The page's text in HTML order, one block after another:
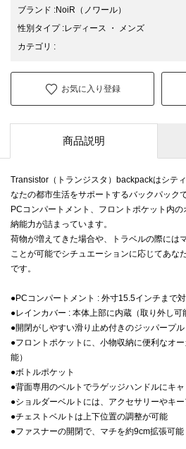
ブランド :NoiR （ノワール）
性別タイプ:レディース ・
メンズ
カテゴリ :
お気に入り登録
商品説明
Transistor（トランジスタ）backpackはシテ
なたの都市生活をサポートするバックパックで
PCコンパートメント、フロントポケット内
納能力が詰まっています。
荷物が増えてきた場合や、トラベルの際には
ことが可能でシチュエーションに応じてあな
です。
●PCコンパートメント : 外寸15.5インチまで
●レインカバー : 本体上部に内蔵（取り外し可
●開閉がしやすい滑り止め付きのジッパープル
●フロントポケットに、小物収納に便利なオ
能）
●ボトルポケット
●背面専用のベルトでラゲッジハンドルにキ
●ショルダーベルトには、アクセサリーやキ
●チェストベルトは上下位置の調整が可能
●ファスナーの開閉で、マチを約9cm拡張可能